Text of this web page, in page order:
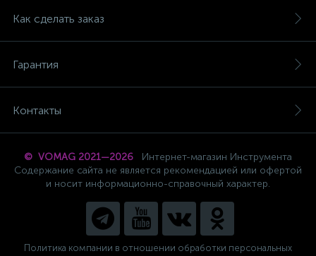
Как сделать заказ
Гарантия
Контакты
© VOMAG 2021—2026
Интернет-магазин Инструмента
Содержание сайта не является рекомендацией или офертой
и носит информационно-справочный характер.
Политика компании в отношении обработки персональных